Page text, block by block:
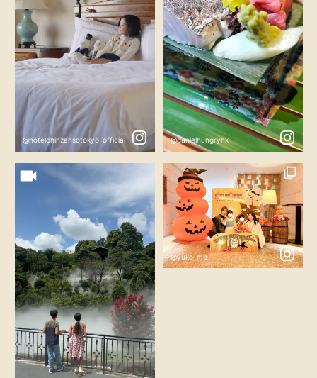
@hotelchinzansotokyo_official @danielhungryhk
@yuko_mb